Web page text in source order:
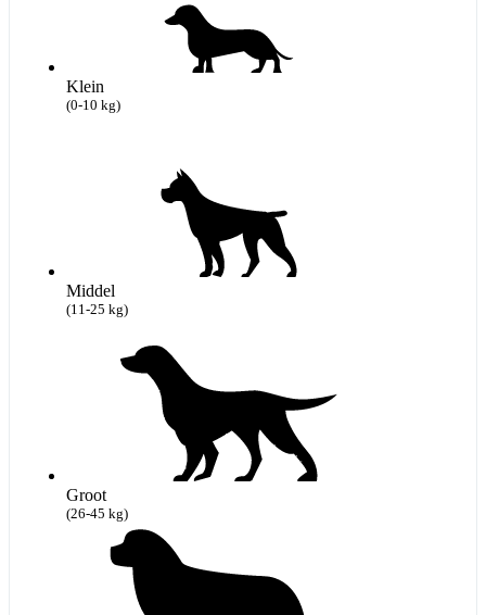
Klein
(0-10 kg)
Middel
(11-25 kg)
Groot
(26-45 kg)